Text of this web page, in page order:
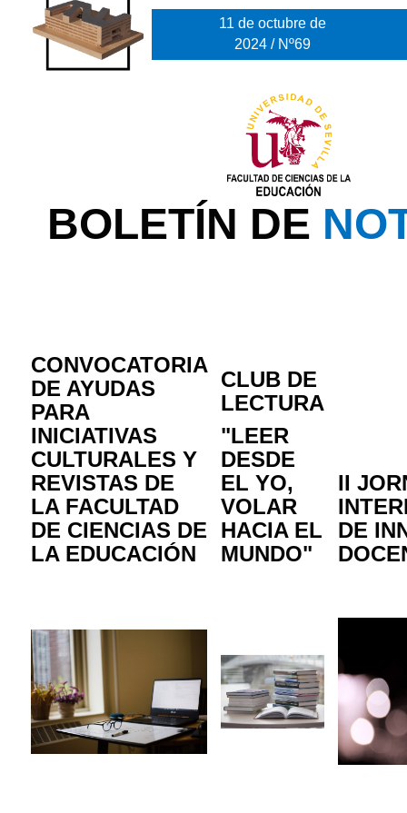
11 de octubre de
2024 / Nº69
BOLETÍN DE
CONVOCATORIA
DE AYUDAS
PARA
INICIATIVAS
CULTURALES Y
REVISTAS DE
LA FACULTAD
DE CIENCIAS DE
LA EDUCACIÓN
CLUB DE
LECTURA
"LEER
DESDE
EL YO,
VOLAR
HACIA EL
MUNDO"
II
DE